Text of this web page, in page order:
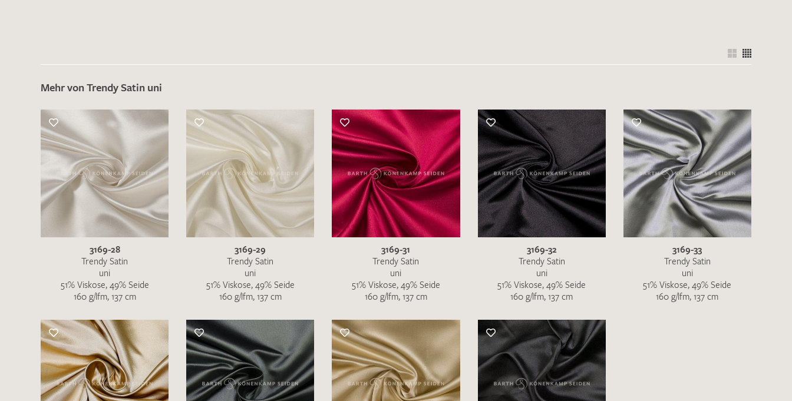
Musteranfrage stellen wollen, vermerken
Leider ist das Kontaktformular zum aktuellen Zeitpunkt nicht funktionstüchtig. Bitte
Wir arbeiten schnellstmöglich an einer Lösung – Danke!
Mehr von Trendy Satin uni
3169-28
Trendy Satin
uni
51% Viskose, 49% Seide
160 g/lfm, 137 cm
3169-29
Trendy Satin
uni
51% Viskose, 49% Seide
160 g/lfm, 137 cm
3169-31
Trendy Satin
uni
51% Viskose, 49% Seide
160 g/lfm, 137 cm
3169-32
Trendy Satin
uni
51% Viskose, 49% Seide
160 g/lfm, 137 cm
3169-33
Trendy Satin
uni
51% Viskose, 49% Seide
160 g/lfm, 137 cm